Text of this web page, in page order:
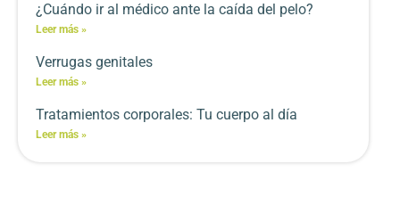
¿Cuándo ir al médico ante la caída del pelo?
Leer más »
Verrugas genitales
Leer más »
Tratamientos corporales: Tu cuerpo al día
Leer más »